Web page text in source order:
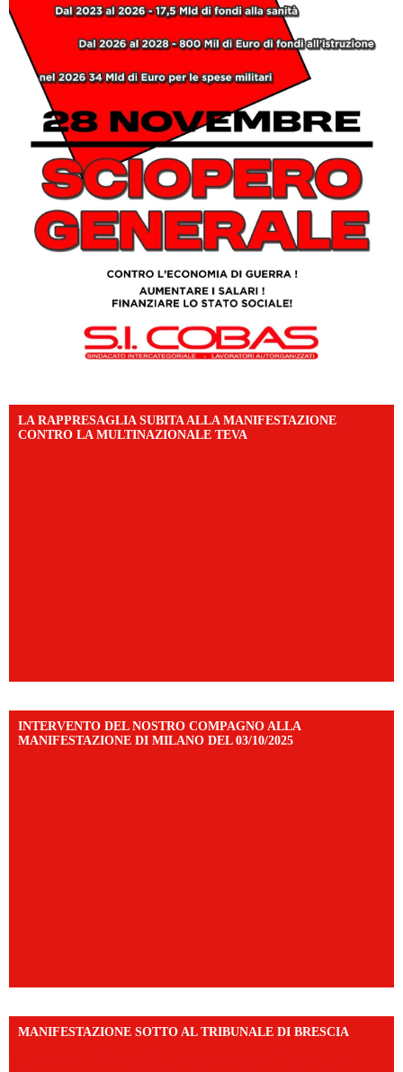
LA RAPPRESAGLIA SUBITA ALLA MANIFESTAZIONE
CONTRO LA MULTINAZIONALE TEVA
INTERVENTO DEL NOSTRO COMPAGNO ALLA
MANIFESTAZIONE DI MILANO DEL 03/10/2025
MANIFESTAZIONE SOTTO AL TRIBUNALE DI BRESCIA